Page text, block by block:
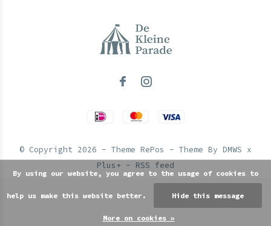
© Copyright 2026 - Theme RePos - Theme By DMWS x
Plus+ - RSS feed
By using our website, you agree to the usage of cookies to
help us make this website better. Hide this message
More on cookies »